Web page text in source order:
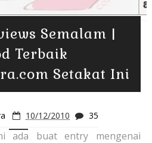
Semalam |
Terbaik
Setakat Ini
10/12/2010 35
ada buat entry mengenai